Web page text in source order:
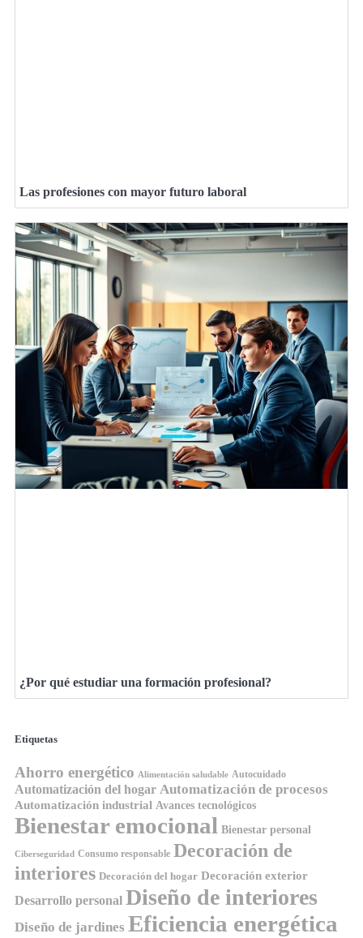
Las profesiones con mayor futuro laboral
¿Por qué estudiar una formación profesional?
Etiquetas
Ahorro energético Alimentación saludable Autocuidado
Automatización del hogar Automatización de procesos
Automatización industrial Avances tecnológicos
Bienestar emocional Bienestar personal
Ciberseguridad Consumo responsable Decoración de
interiores Decoración del hogar Decoración exterior
Desarrollo personal Diseño de interiores
Diseño de jardines Eficiencia energética